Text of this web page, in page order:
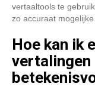
vertaaltools te
zo accuraat
Hoe kan ik
vertalingen